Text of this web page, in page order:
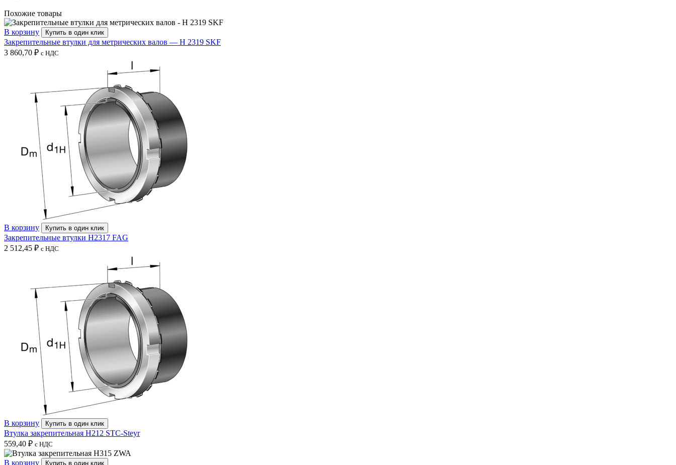
Похожие товары
В корзину Купить в один клик
Закрепительные втулки для метрических валов — H 2319 SKF
3 860,70 ₽ с НДС
В корзину Купить в один клик
Закрепительные втулки H2317 FAG
2 512,45 ₽ с НДС
В корзину Купить в один клик
Втулка закрепительная H212 STC-Steyr
559,40 ₽ с НДС
В корзину Купить в один клик